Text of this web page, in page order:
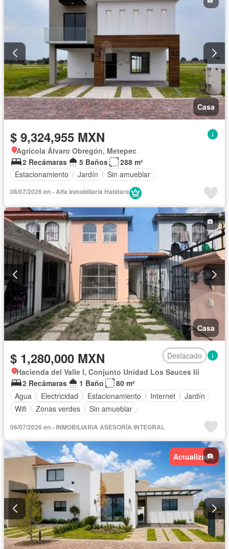
Casa
$ 9,324,955 MXN
Agrícola Álvaro Obregón, Metepec
2 Recámaras
5 Baños
288 m²
Estacionamiento
Jardín Sin amueblar
08/07/2026 en - Alfa Inmobiliaria Habitare
Casa
$ 1,280,000 MXN
Destacado
Hacienda del Valle I, Conjunto Unidad Los Sauces Iii
2 Recámaras
1 Baño
80 m²
Agua
Electricidad Estacionamiento Internet
Jardín
Wifi
Zonas verdes Sin amueblar
06/07/2026 en - INMOBILIARIA ASESORÍA INTEGRAL
Actualizado